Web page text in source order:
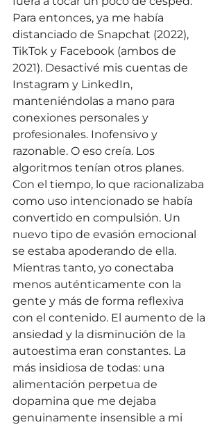
Para entonces, ya me había
distanciado de Snapchat (2022),
TikTok y Facebook (ambos de
2021). Desactivé mis cuentas de
Instagram y LinkedIn,
manteniéndolas a mano para
conexiones personales y
profesionales. Inofensivo y
razonable. O eso creía. Los
algoritmos tenían otros planes.
Con el tiempo, lo que racionalizaba
como uso intencionado se había
convertido en compulsión. Un
nuevo tipo de evasión emocional
se estaba apoderando de ella.
Mientras tanto, yo conectaba
menos auténticamente con la
gente y más de forma reflexiva
con el contenido. El aumento de la
ansiedad y la disminución de la
autoestima eran constantes. La
más insidiosa de todas: una
alimentación perpetua de
dopamina que me dejaba
genuinamente insensible a mi